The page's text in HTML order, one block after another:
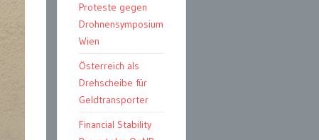
Proteste gegen
Drohnensymposium
Wien
Österreich als
Drehscheibe für
Geldtransporter
Financial Stability